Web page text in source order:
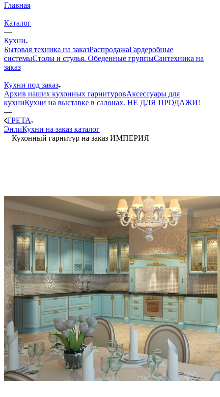
Главная
—
Каталог
—
Кухни
Бытовая техника на заказРаспродажаГардеробные
системыСтолы и стулья. Обеденные группыСантехника на
заказ
—
Кухни под заказ
Архив наших кухонных гарнитуровАксессуары для
кухниКухни на выставке в салонах. НЕ ДЛЯ ПРОДАЖИ!
—
ГРЕТА
ЭнлиКухни на заказ каталог
—Кухонный гарнитур на заказ ИМПЕРИЯ